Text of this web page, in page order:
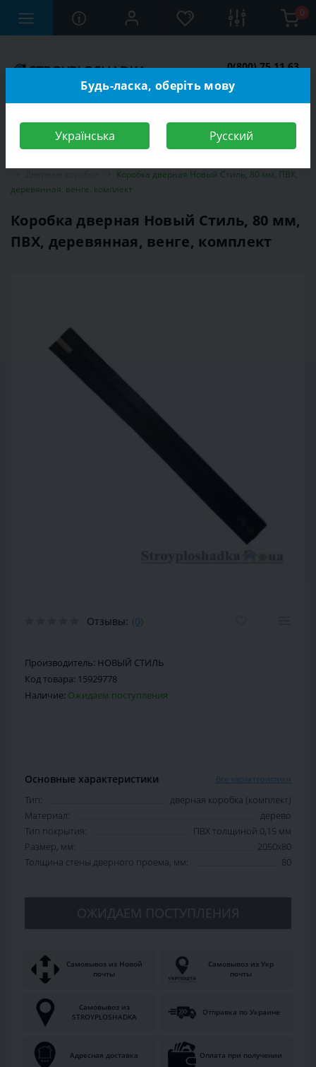
0
0(800) 75 11 63
Коробка дверная Новый Стиль, 80 мм, ПВХ,
деревянная, венге, комплект
Коробка дверная Новый Стиль, 80 мм,
ПВХ, деревянная, венге, комплект
Отзывы: (0)
Производитель: НОВЫЙ СТИЛЬ
Код товара: 15929778
Наличие: Ожидаем поступления
Основные характеристики Все характеристики
Тип:
дверная коробка (комплект)
Материал:
дерево
Тип покрытия:
ПВХ толщиной 0,15 мм
Размер, мм:
2050х80
Толщина стены дверного проема, мм:
80
ОЖИДАЕМ ПОСТУПЛЕНИЯ
Самовывоз из Новой
почты
Самовывоз из Укр
почты
Самовывоз из
STROYPLOSHADKA
Отправка по Украине
Адресная доставка Оплата при получении
Будь-ласка, оберіть мову
Українська Русский